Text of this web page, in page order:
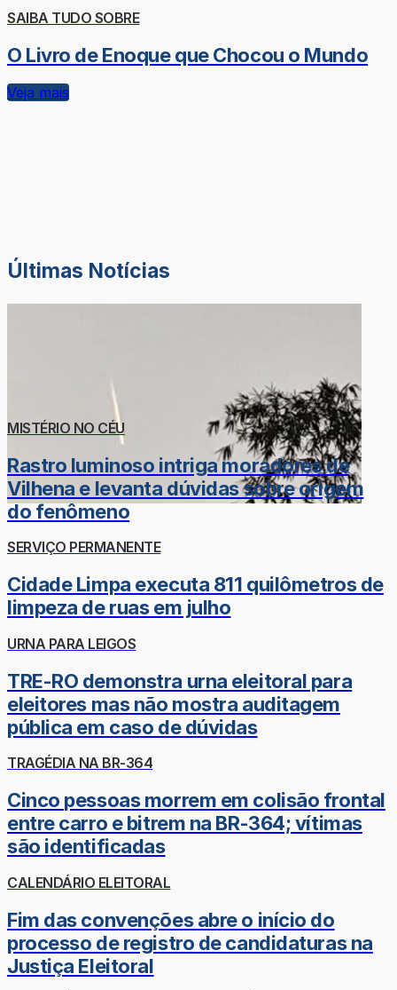
SAIBA TUDO SOBRE
O Livro de Enoque que Chocou o Mundo
Veja mais
Últimas Notícias
MISTÉRIO NO CÉU
Rastro luminoso intriga moradores de
Vilhena e levanta dúvidas sobre origem
do fenômeno
SERVIÇO PERMANENTE
Cidade Limpa executa 811 quilômetros de
limpeza de ruas em julho
URNA PARA LEIGOS
TRE-RO demonstra urna eleitoral para
eleitores mas não mostra auditagem
pública em caso de dúvidas
TRAGÉDIA NA BR-364
Cinco pessoas morrem em colisão frontal
entre carro e bitrem na BR-364; vítimas
são identificadas
CALENDÁRIO ELEITORAL
Fim das convenções abre o início do
processo de registro de candidaturas na
Justiça Eleitoral